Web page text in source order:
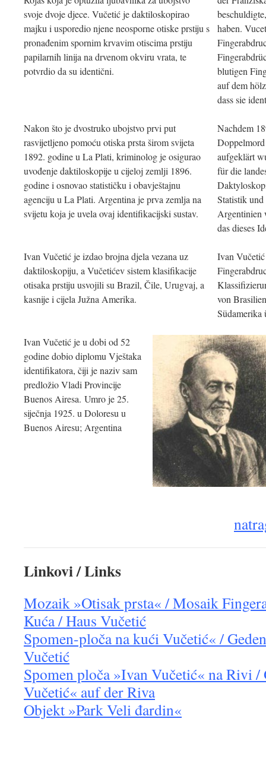
svoje dvoje djece. Vučetić je daktiloskopirao
majku i usporedio njene neosporne otiske prstiju s
pronađenim spornim krvavim otiscima prstiju
papilarnih linija na drvenom okviru vrata, te
potvrdio da su identični.
haben.
blutigen
auf dem
dass sie
Nakon što je dvostruko ubojstvo prvi put
rasvijetljeno pomoću otiska prsta širom svijeta
1892. godine u La Plati, kriminolog je osigurao
uvođenje daktiloskopije u cijeloj zemlji 1896.
godine i osnovao statističku i obavještajnu
agenciju u La Plati. Argentina je prva zemlja na
svijetu koja je uvela ovaj identifikacijski sustav.
Nachdem
aufgeklärt
für die
Statistik
Argentinien
das dieses
Ivan Vučetić je izdao brojna djela vezana uz
daktiloskopiju, a Vučetićev sistem klasifikacije
otisaka prstiju usvojili su Brazil, Čile, Urugvaj, a
kasnije i cijela Južna Amerika.
Ivan
von
Südamerika
Ivan Vučetić je u dobi od 52
godine dobio diplomu Vještaka
identifikatora, čiji je naziv sam
predložio Vladi Provincije
Buenos Airesa. Umro je 25.
siječnja 1925. u Doloresu u
Buenos Airesu; Argentina
Linkovi / Links
Mozaik »Otisak prsta« / Mosaik
Kuća / Haus Vučetić
Spomen-ploča na kući Vučetić« /
Vučetić
Spomen ploča»Ivan Vučetić« na Rivi /
Vučetić« auf der Riva
Objekt »Park Veli đardin«